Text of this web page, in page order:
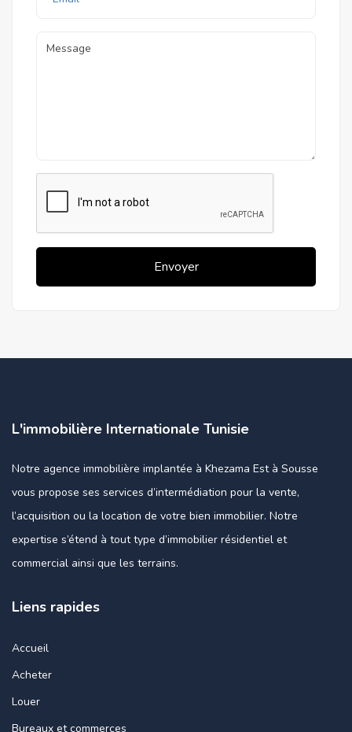
Envoyer
L'immobilière Internationale Tunisie
Notre agence immobilière implantée à Khezama Est à Sousse
vous propose ses services d’intermédiation pour la vente,
l’acquisition ou la location de votre bien immobilier. Notre
expertise s’étend à tout type d’immobilier résidentiel et
commercial ainsi que les terrains.
Liens rapides
Accueil
Acheter
Louer
Bureaux et commerces